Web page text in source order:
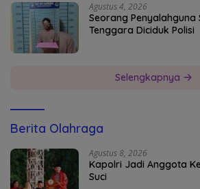
Agustus 4, 2026
Seorang Penyalahguna
Tenggara Diciduk Polisi
Selengkapnya
Berita Olahraga
Agustus 8, 2026
Kapolri Jadi Anggota
Suci